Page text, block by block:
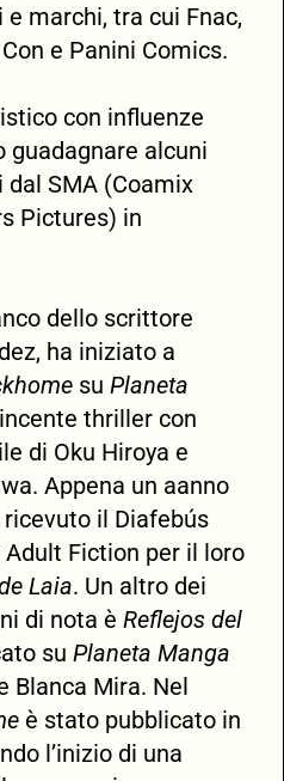
marchi, tra cui Fnac,
e Panini Comics.
con influenze
guadagnare alcuni
SMA (Coamix
Pictures) in
dello scrittore
ha iniziato a
su Planeta
thriller con
di Oku Hiroya e
Appena un aanno
ricevuto il Diafebús
Adult Fiction per il loro
Laia. Un altro dei
di nota è Reflejos del
su Planeta Manga
Blanca Mira. Nel
è stato pubblicato in
l’inizio di una